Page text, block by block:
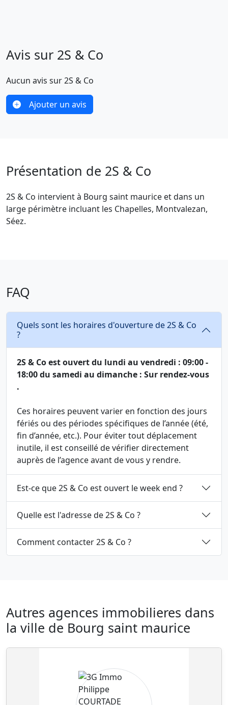
Avis sur 2S & Co
Aucun avis sur 2S & Co
Ajouter un avis
Présentation de 2S & Co
2S & Co intervient à Bourg saint maurice et dans un
large périmètre incluant les Chapelles, Montvalezan,
Séez.
FAQ
Quels sont les horaires d'ouverture de 2S & Co
?
2S & Co est ouvert du lundi au vendredi : 09:00 -
18:00 du samedi au dimanche : Sur rendez-vous
.
Ces horaires peuvent varier en fonction des jours
fériés ou des périodes spécifiques de l’année (été,
fin d’année, etc.). Pour éviter tout déplacement
inutile, il est conseillé de vérifier directement
auprès de l’agence avant de vous y rendre.
Est-ce que 2S & Co est ouvert le week end ?
Quelle est l'adresse de 2S & Co ?
Comment contacter 2S & Co ?
Autres agences immobilieres dans
la ville de Bourg saint maurice